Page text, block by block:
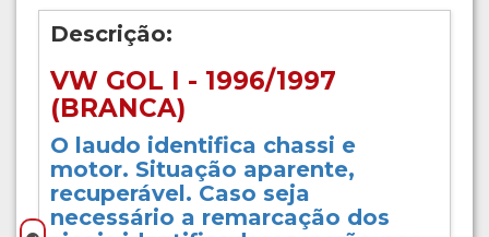
Descrição:
VW GOL I - 1996/1997
(BRANCA)
O laudo identifica chassi e
motor. Situação aparente,
recuperável. Caso seja
necessário a remarcação dos